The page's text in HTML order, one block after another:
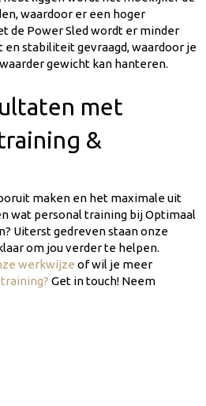
waardoor er een hoger
de Power Sled wordt er minder
stabiliteit gevraagd, waardoor je
gewicht kan hanteren.
met
&
maken en het maximale uit
wat personal training bij Optimaal
Uiterst gedreven staan onze
om jou verder te helpen.
werkwijze of wil je meer
Get in touch! Neem